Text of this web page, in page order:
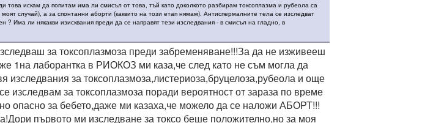
това искам да попитам има ли смисъл от това, тъй като доколкото разбирам токсоплазма и рубеола са
случай), а за спонтанни аборти (каквито на този етап нямам). Антиспермалните тела се изследват
? Има ли някакви изисквания преди да се направят тези изследвания - в смисъл на гладно, в
за токсоплазмоза преди забременяване!!!За да не изживееш
1на лаборантка в РИОКОЗ ми каза,че след като не съм могла да
изследвания за токсоплазмоза,листериоза,бруцелоза,рубеола и още
изследвам за токсоплазмоза поради вероятност от зараза по време
опасно за бебето,даже ми казаха,че можело да се наложи АБОРТ!!!
първото ми изследване за токсо беше положително,но за моя